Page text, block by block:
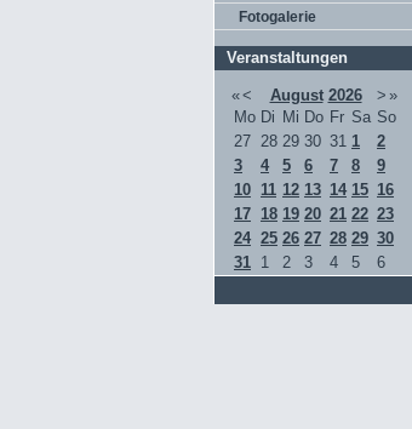
Fotogalerie
Veranstaltungen
«< August 2026 > »
Mo Di Mi Do Fr Sa So
27 28 29 30 31 1
2
3
4 5 6 7 8
9
10 11 12 13 14 15 16
17 18 19 20 21 22 23
24 25 26 27 28 29 30
31 1 2 3 4 5 6